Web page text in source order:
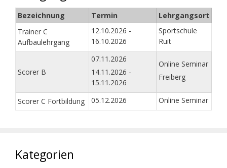
Bezeichnung Termin
Lehrgangsort
Trainer C
Aufbaulehrgang
12.10.2026 -
16.10.2026
Sportschule
Ruit
Scorer B
07.11.2026
14.11.2026 -
15.11.2026
Online Seminar
Freiberg
Scorer C Fortbildung 05.12.2026 Online Seminar
Kategorien